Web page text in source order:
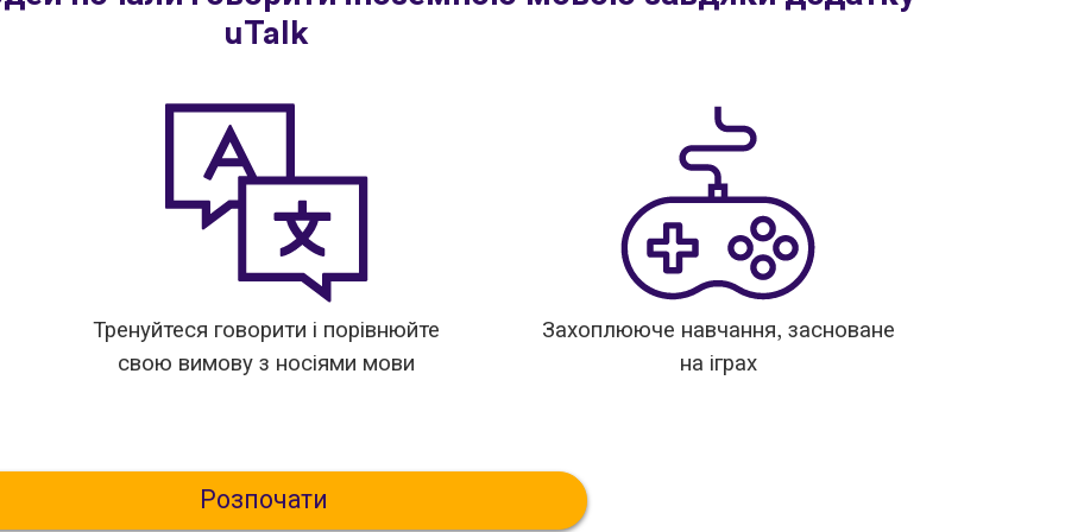
uTalk
Тренуйтеся говорити і порівнюйте
свою вимову з носіями мови
Захоплююче навчання, засноване
на іграх
Розпочати